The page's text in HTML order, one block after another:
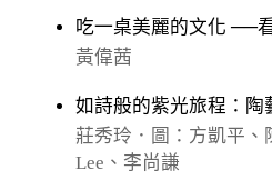
吃一桌美麗的文化 ──
黃偉茜
如詩般的紫光旅程：陶
莊秀玲．圖：方凱平、
Lee、李尚謙